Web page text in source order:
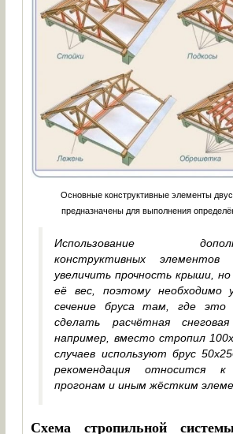
Основные конструктивные элементы
предназначены для выполнения
Использование
конструктивных элементов
увеличить прочность крыши,
её вес, поэтому необходимо
сечение бруса там, где это
сделать расчётная снеговая
например, вместо стропил
случаев используют брус
рекомендация относится к
прогонам и иным жёстким
Схема стропильной